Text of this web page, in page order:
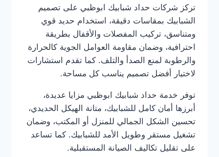
تركز شركات حداد شبابيك ابوظبي على تصميم
الشبابيك بمقاسات دقيقة، استخدام حديد قوي
ومتناسق، تركيب المفصلات والأقفال بطريقة
احترافية، وضمان مقاومة العوامل الجوية كالحرارة
والرطوبة لمنع الصدأ والتلف. كما تقدم استشارات
لاختيار أفضل تصميم يناسب كل مساحة.
توفر خدمة حداد شبابيك ابوظبي مزايا عديدة،
أبرزها أمان كامل للشبابيك، متانة الهيكل الحديدي،
تحسين الشكل الجمالي للمنزل أو المكتب، وضمان
تشغيل مستقر وطويل الأمد للشبابيك. كما تساعد
على تقليل تكاليف الصيانة المستقبلية.